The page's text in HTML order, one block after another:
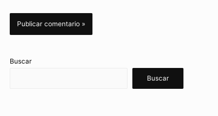
Buscar
Buscar